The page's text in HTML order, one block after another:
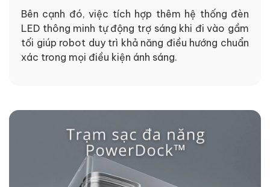
Bên cạnh đó, việc tích hợp thêm hệ thống đèn
LED thông minh tự động trợ sáng khi đi vào gầm
tối giúp robot duy trì khả năng điều hướng chuẩn
xác trong mọi điều kiện ánh sáng.